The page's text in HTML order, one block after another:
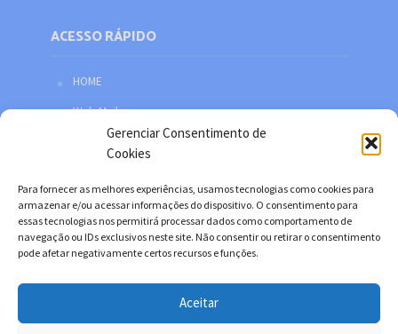
Gerenciar Consentimento de
Cookies
Para fornecer as melhores experiências, usamos tecnologias como cookies para
armazenar e/ou acessar informações do dispositivo. O consentimento para
essas tecnologias nos permitirá processar dados como comportamento de
navegação ou IDs exclusivos neste site. Não consentir ou retirar o consentimento
pode afetar negativamente certos recursos e funções.
Aceitar
ACESSO RÁPIDO
HOME
Web Mail
Política de privacidade
Facebook
Twitter
YouTube
Instagram